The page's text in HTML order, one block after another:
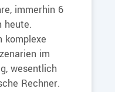
immerhin 6
heute.
komplexe
im
wesentlich
Rechner.